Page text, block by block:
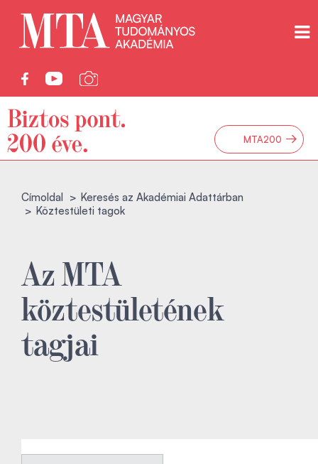
MTA200 →
Címoldal
Keresés az Akadémiai Adattárban
Köztestületi tagok
Az MTA
köztestületének
tagjai